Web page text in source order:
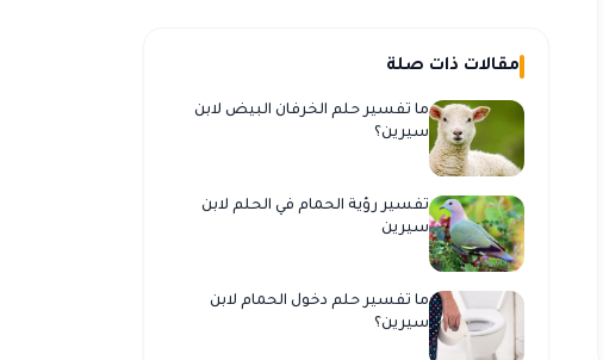
مقالات ذات صلة
ما تفسير حلم الخرفان البيض لابن
سيرين؟
تفسير رؤية الحمام في الحلم لابن
سيرين
ما تفسير حلم دخول الحمام لابن
سيرين؟